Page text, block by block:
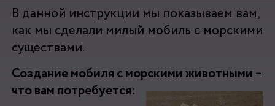
В данной инструкции мы показываем вам,
как мы сделали милый мобиль с морскими
существами.
Создание мобиля с морскими животными –
что вам потребуется: